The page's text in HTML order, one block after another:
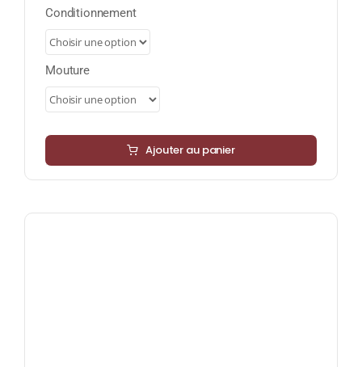
à
34,00 €
Conditionnement
Mouture
Ajouter au panier